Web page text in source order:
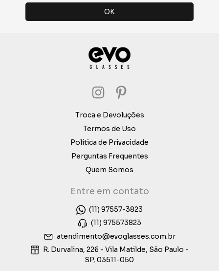
Troca e Devoluções
Termos de Uso
Política de Privacidade
Perguntas Frequentes
Quem Somos
Entre em contato
(11) 97557-3823
(11) 975573823
atendimento@evoglasses.com.br
R. Durvalina, 226 - Vila Matilde, São Paulo -
SP, 03511-050